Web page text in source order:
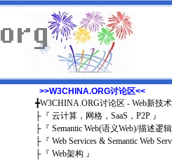
>>W3CHINA.ORG讨论区<<
╋W3CHINA.ORG讨论区 - Web新技
├ 『 云计算，网格，SaaS，P2P 』
├ 『 Semantic Web(语义Web)/描述逻
├ 『 Web Services & Semantic Web
├ 『 Web架构 』